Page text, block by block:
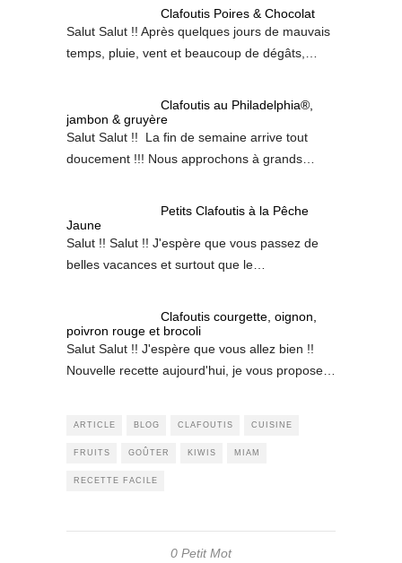
Clafoutis Poires & Chocolat
Salut Salut !! Après quelques jours de mauvais
temps, pluie, vent et beaucoup de dégâts,…
Clafoutis au Philadelphia®,
jambon & gruyère
Salut Salut !! La fin de semaine arrive tout
doucement !!! Nous approchons à grands…
Petits Clafoutis à la Pêche
Jaune
Salut !! Salut !! J'espère que vous passez de
belles vacances et surtout que le…
Clafoutis courgette, oignon,
poivron rouge et brocoli
Salut Salut !! J'espère que vous allez bien !!
Nouvelle recette aujourd'hui, je vous propose…
ARTICLE BLOG CLAFOUTIS CUISINE
FRUITS GOÛTER KIWIS MIAM
RECETTE FACILE
0 Petit Mot